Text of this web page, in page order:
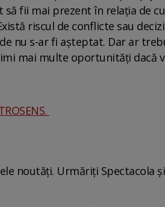
să fii mai prezent în relația de
riscul de conflicte sau
nu s-ar fi așteptat. Dar ar
mai multe oportunități dacă
noutăți. Urmăriți Spectacola